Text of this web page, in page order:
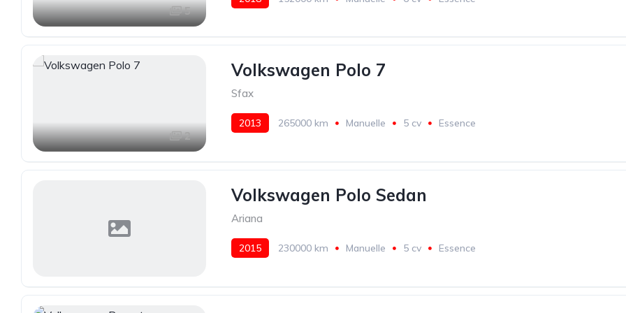
5
2
Volkswagen Polo 7
Sfax
2013 265000 km Manuelle 5 cv Essence
Volkswagen Polo Sedan
Ariana
2015 230000 km Manuelle 5 cv Essence